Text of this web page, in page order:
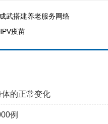
武搭建养老服务网络
疫苗
的正常变化
例